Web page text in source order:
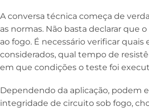
A conversa técnica começa de
as normas. Não basta declarar que
ao fogo. É necessário verificar quais
considerados, qual tempo de
em que condições o teste foi
Dependendo da aplicação, podem
integridade de circuito sob fogo,